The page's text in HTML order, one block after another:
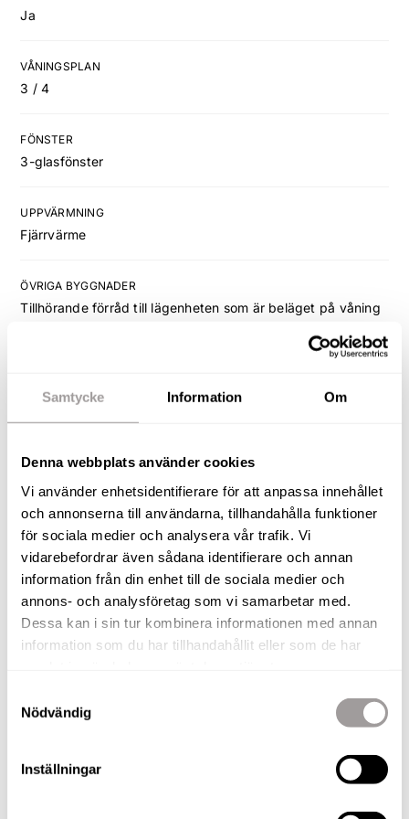
Samtycke Information Om
Denna webbplats använder cookies
Vi använder enhetsidentifierare för att anpassa innehållet
och annonserna till användarna, tillhandahålla funktioner
för sociala medier och analysera vår trafik. Vi
vidarebefordrar även sådana identifierare och annan
information från din enhet till de sociala medier och
annons- och analysföretag som vi samarbetar med.
Dessa kan i sin tur kombinera informationen med annan
information som du har tillhandahållit eller som de har
Nödvändig
Inställningar
Ja
VÅNINGSPLAN
3 / 4
FÖNSTER
3-glasfönster
UPPVÄRMNING
Fjärrvärme
ÖVRIGA BYGGNADER
Tillhörande förråd till lägenheten som är beläget på våning
Internet: Telia Tripple Play med Telia fiber och kanalpaket.
ENERGIDEKLARATION
Interiör
GENERELL BESKRIVNING
Hall - Välkomna! Stor och rymlig hall med vita väggar och
parkettgolv. I hallen erbjuds gott om möjligheter för
Kök - Ljust kök med parkettgolv. Maskinell utrustning i form
av induktionshäll, spisfläkt, ugn, inbyggd mikro, diskmaskin